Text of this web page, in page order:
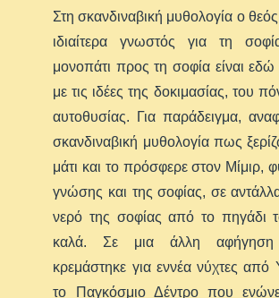
Στη σκανδιναβική μυθολογία ο θεός
ιδιαίτερα γνωστός για τη
μονοπάτι προς τη σοφία είναι
με τις ιδέες της δοκιμασίας, του
αυτοθυσίας. Για παράδειγμα,
σκανδιναβική μυθολογία πως
μάτι και το πρόσφερε στον Μίμιρ,
γνώσης και της σοφίας, σε
νερό της σοφίας από το πηγάδι
καλά. Σε μια άλλη
κρεμάστηκε για εννέα νύχτες από
το Παγκόσμιο Δέντρο που